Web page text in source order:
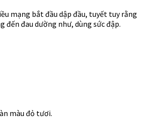
mạng bắt đầu dập đầu, tuyết tuy rằng
đau dường như, dùng sức đập.
màu đỏ tươi.